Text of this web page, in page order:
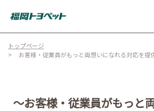
トップページ
お客様・従業員がもっと両想いになれる対応を提
〜お客様・従業員がもっと